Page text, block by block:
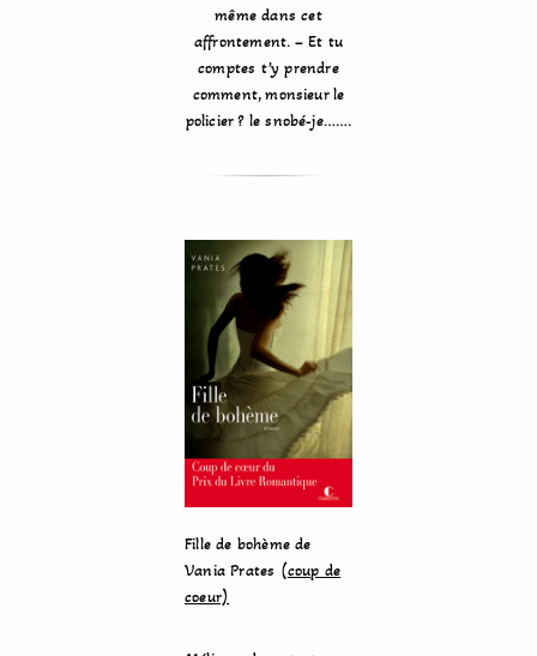
même dans cet
affrontement. – Et tu
comptes t’y prendre
comment, monsieur le
policier ? le snobé-je…….
Fille de bohème de
Vania Prates (coup de
coeur)